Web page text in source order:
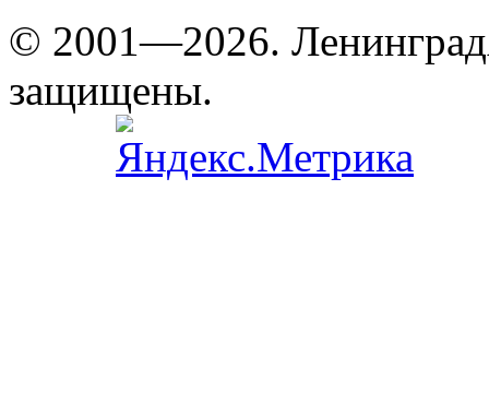
© 2001—2026.
защищены.